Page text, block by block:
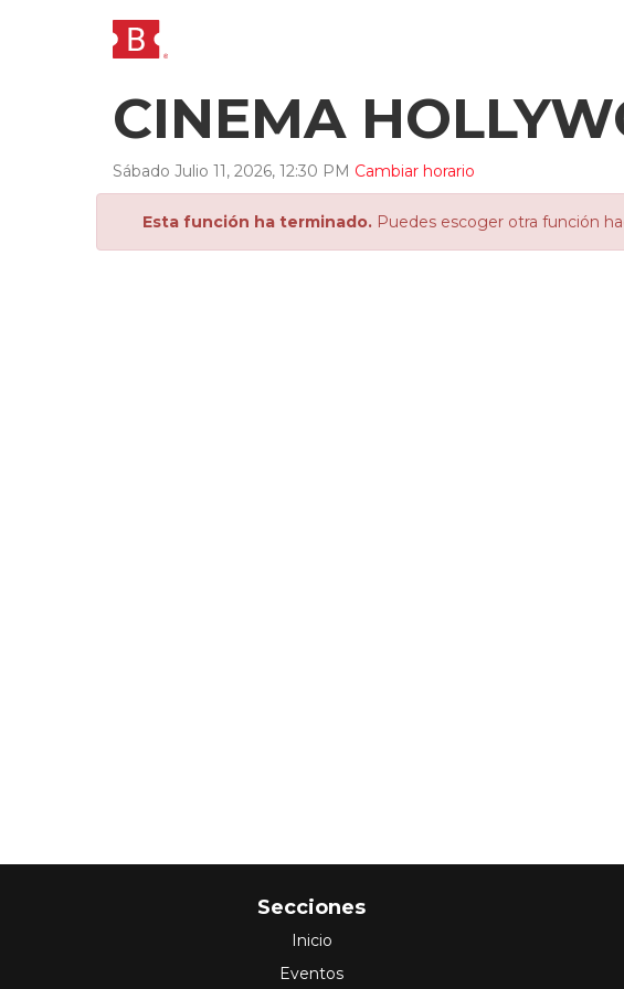
CINEMA
Sábado Julio 11, 2026, 12:30 PM Cambiar horario
Esta función ha terminado. Puedes escoger otra función
Secciones
Inicio
Eventos